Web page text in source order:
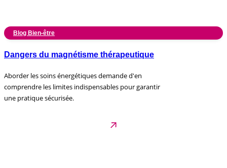
Blog Bien-être
Dangers du magnétisme thérapeutique
Aborder les soins énergétiques demande d'en
comprendre les limites indispensables pour garantir
une pratique sécurisée.